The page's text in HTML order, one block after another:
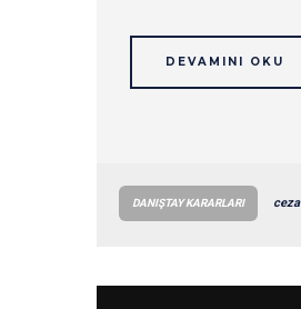
DEVAMINI OKU
DANIŞTAY KARARLARI ceza